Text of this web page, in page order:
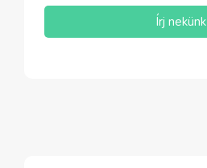
Írj nekünk